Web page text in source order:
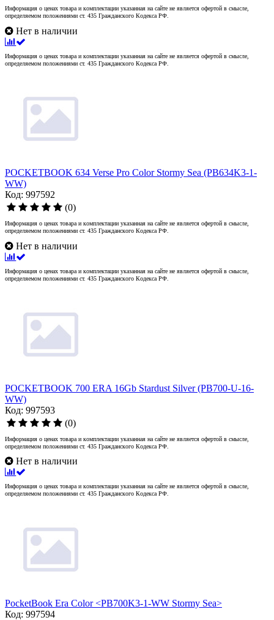
Информация о ценах товара и комплектации указанная на сайте не является офертой в смысле,
определяемом положениями ст. 435 Гражданского Кодекса РФ.
Нет в наличии
Информация о ценах товара и комплектации указанная на сайте не является офертой в смысле,
определяемом положениями ст. 435 Гражданского Кодекса РФ.
POCKETBOOK 634 Verse Pro Color Stormy Sea (PB634K3-1-
WW)
Код: 997592
(0)
Информация о ценах товара и комплектации указанная на сайте не является офертой в смысле,
определяемом положениями ст. 435 Гражданского Кодекса РФ.
Нет в наличии
Информация о ценах товара и комплектации указанная на сайте не является офертой в смысле,
определяемом положениями ст. 435 Гражданского Кодекса РФ.
POCKETBOOK 700 ERA 16Gb Stardust Silver (PB700-U-16-
WW)
Код: 997593
(0)
Информация о ценах товара и комплектации указанная на сайте не является офертой в смысле,
определяемом положениями ст. 435 Гражданского Кодекса РФ.
Нет в наличии
Информация о ценах товара и комплектации указанная на сайте не является офертой в смысле,
определяемом положениями ст. 435 Гражданского Кодекса РФ.
PocketBook Era Color <PB700K3-1-WW Stormy Sea>
Код: 997594